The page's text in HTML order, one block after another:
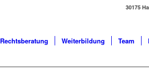
30175
Rechtsberatung Weiterbildung Team